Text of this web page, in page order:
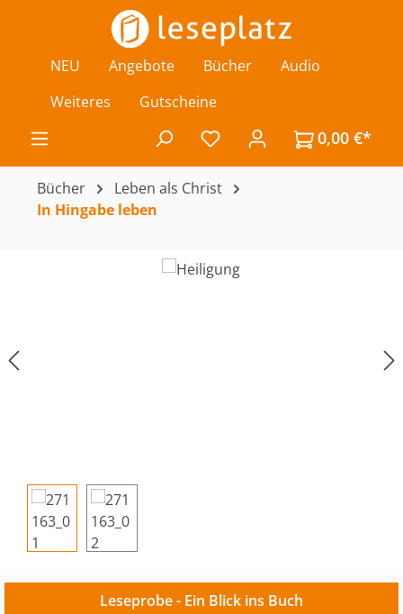
Zum Hauptinhalt springen
NEU Angebote Bücher
Audio
Weiteres
Gutscheine
Du hast 0 Produkte auf
0,00 €*
Bücher
Leben als Christ
In Hingabe leben
Bildergalerie überspringen
Leseprobe - Ein Blick ins Buch